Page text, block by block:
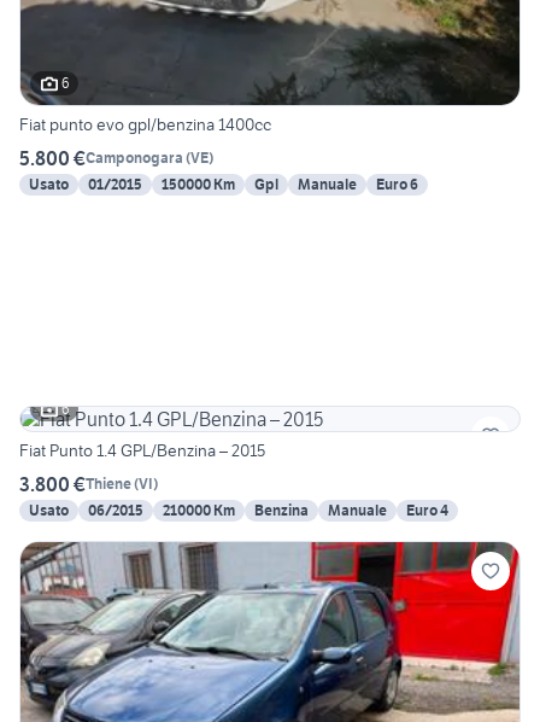
6
Fiat punto evo gpl/benzina 1400cc
5.800 €Camponogara (VE)
Usato
01/2015 150000 Km Gpl Manuale Euro 6
6
Fiat Punto 1.4 GPL/Benzina – 2015
3.800 €Thiene(VI)
Usato
06/2015 210000 Km Benzina Manuale Euro 4